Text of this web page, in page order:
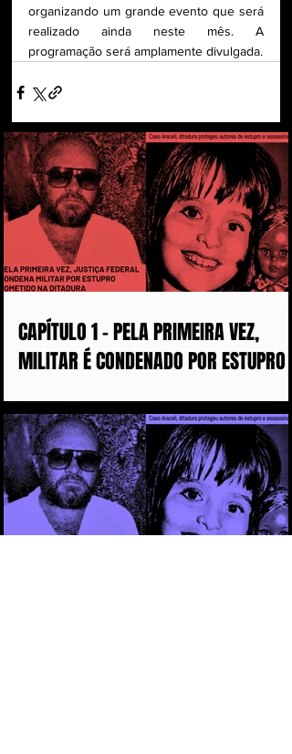
organizando um grande evento que será
realizado ainda neste mês. A
programação será amplamente divulgada.
CAPÍTULO 1 - PELA PRIMEIRA VEZ,
MILITAR É CONDENADO POR ESTUPRO